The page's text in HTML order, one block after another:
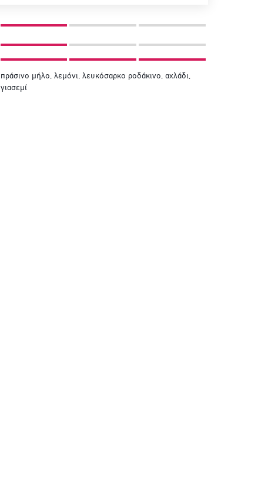
πράσινο μήλο, λεμόνι, λευκόσαρκο ροδάκινο, αχλάδι,
γιασεμί